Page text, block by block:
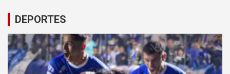
DEPORTES